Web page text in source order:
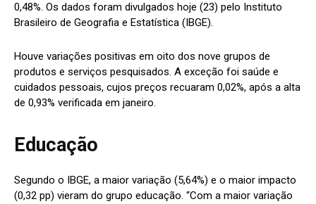
0,48%. Os dados foram divulgados hoje (23) pelo Instituto
Brasileiro de Geografia e Estatística (IBGE).
Houve variações positivas em oito dos nove grupos de
produtos e serviços pesquisados. A exceção foi saúde e
cuidados pessoais, cujos preços recuaram 0,02%, após a alta
de 0,93% verificada em janeiro.
Educação
Segundo o IBGE, a maior variação (5,64%) e o maior impacto
(0,32 pp) vieram do grupo educação. “Com a maior variação